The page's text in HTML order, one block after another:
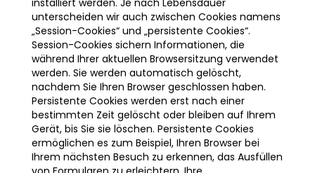
installiert werden. Je nach Lebensdauer
unterscheiden wir auch zwischen Cookies namens
„Session-Cookies“ und „persistente Cookies“.
Session-Cookies sichern Informationen, die
während Ihrer aktuellen Browsersitzung verwendet
werden. Sie werden automatisch gelöscht,
nachdem Sie Ihren Browser geschlossen haben.
Persistente Cookies werden erst nach einer
bestimmten Zeit gelöscht oder bleiben auf Ihrem
Gerät, bis Sie sie löschen. Persistente Cookies
ermöglichen es zum Beispiel, Ihren Browser bei
Ihrem nächsten Besuch zu erkennen, das Ausfüllen